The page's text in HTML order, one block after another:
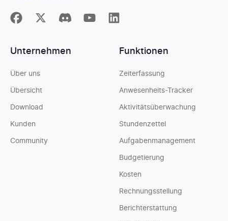
Funktionen
Zeiterfassung
Anwesenheits-Tracker
Aktivitätsüberwachung
Stundenzettel
Aufgabenmanagement
Budgetierung
Kosten
Rechnungsstellung
Berichterstattung
Unternehmen
Über uns
Übersicht
Download
Kunden
Community